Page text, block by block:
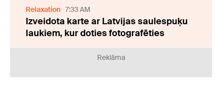
Relaxation 7:33 AM
Izveidota karte ar Latvijas saulespuķu
laukiem, kur doties fotografēties
Reklāma